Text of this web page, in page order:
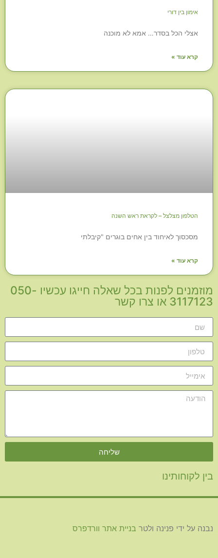
אימון בין דורי
אצלי הכל בסדר… אמא לא מוכנה
קרא עוד »
הטלפון מצלצל – לקראת ראש השנה
מסכסוך לאיחוד בין אחים בוגרים "קיבלתי
קרא עוד »
מוזמנים לפנות בכל שאלה חייגו עכשיו 050-
3117123 או צרו קשר
שליחה
בין לקוחותינו
נבנה על ידי פנינה ולטר בניית אתר וורדפרס